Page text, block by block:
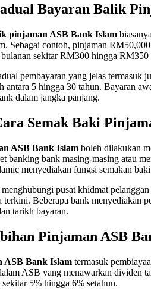
Bayaran Balik
pinjaman ASB Bank Islam
Sebagai contoh, pinjaman
sekitar RM300 hingga
pembayaran yang jelas termasuk
antara 5 hingga 30 tahun. Bayaran
dalam jangka panjang.
Semak Baki
ASB Bank Islam boleh dilakukan
banking bank masing-masing atau
menyediakan fungsi semakan
pusat khidmat
terkini. Beberapa bank menyediakan
tarikh bayaran.
Pinjaman ASB
ASB Bank Islam termasuk
ASB yang menawarkan dividen
5% hingga 6% setahun.